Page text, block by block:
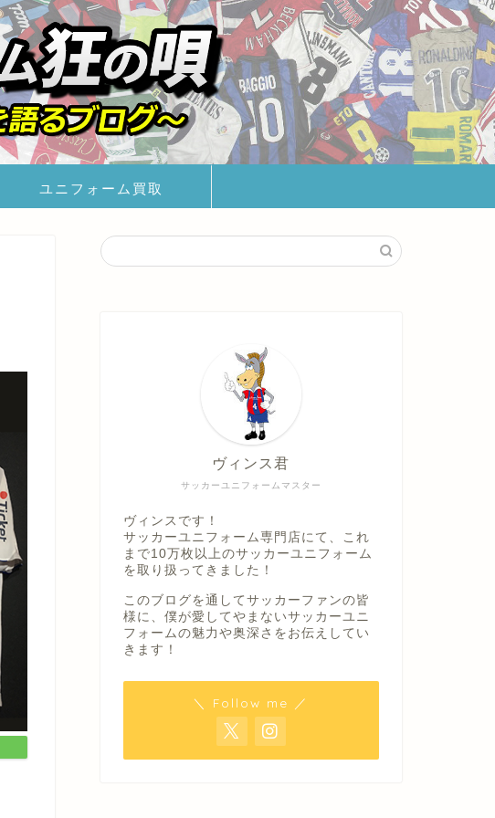
ユニフォーム買取
サッカーユニフォームマスター
ヴィンス君
ヴィンスです！
サッカーユニフォーム専門店にて、これ
まで10万枚以上のサッカーユニフォーム
を取り扱ってきました！
このブログを通してサッカーファンの皆
様に、僕が愛してやまないサッカーユニ
フォームの魅力や奥深さをお伝えしてい
きます！
＼ Follow me ／